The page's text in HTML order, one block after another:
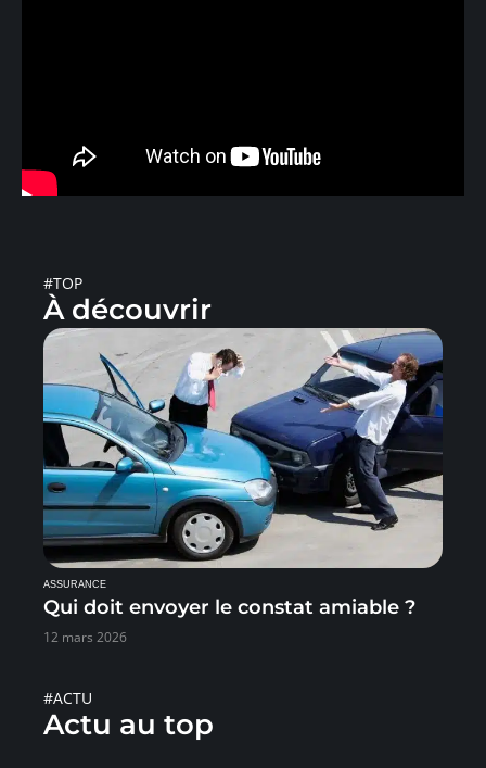
#TOP
À découvrir
ASSURANCE
Qui doit envoyer le constat amiable ?
12 mars 2026
#ACTU
Actu au top